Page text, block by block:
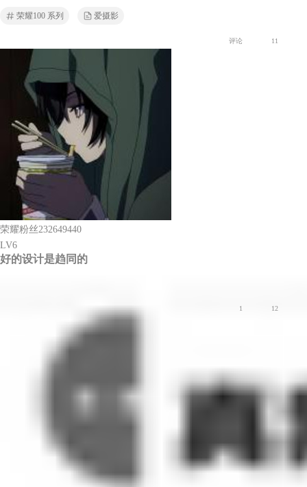
荣耀100 系列 爱摄影
评论 11
荣耀粉丝232649440
LV6
好的设计是趋同的
1 12